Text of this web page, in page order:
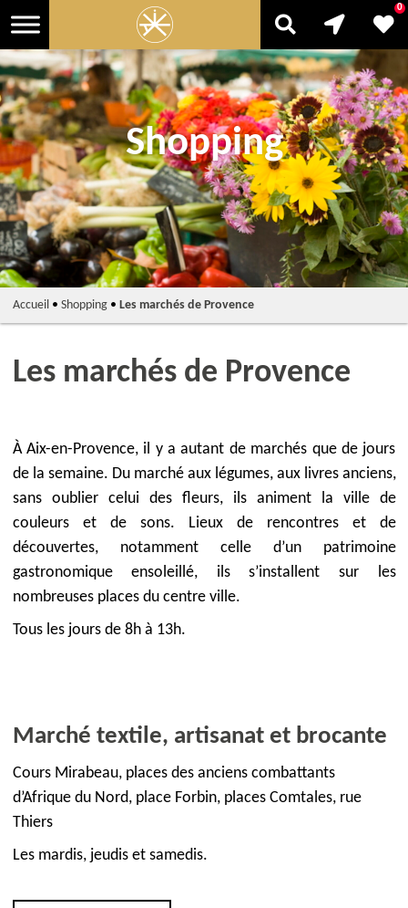
Shopping
0
Accueil• Shopping• Les marchés de Provence
Les marchés de Provence
À Aix-en-Provence, il y a autant de marchés que de jours
de la semaine. Du marché aux légumes, aux livres anciens,
sans oublier celui des fleurs, ils animent la ville de
couleurs et de sons. Lieux de rencontres et de
découvertes, notamment celle d’un patrimoine
gastronomique ensoleillé, ils s’installent sur les
nombreuses places du centre ville.
Tous les jours de 8h à 13h.
Marché textile, artisanat et brocante
Cours Mirabeau, places des anciens combattants
d’Afrique du Nord, place Forbin, places Comtales, rue
Thiers
Les mardis, jeudis et samedis.